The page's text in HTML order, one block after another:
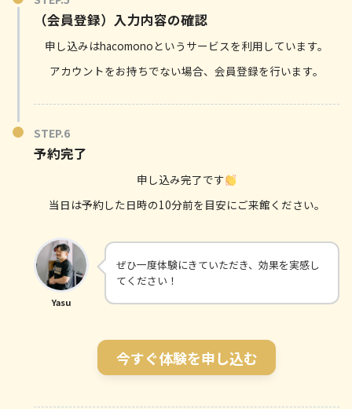
（会員登録）入力内容の確認
申し込みはhacomonoというサービスを利用しています。
アカウントをお持ちでない場合、会員登録を行います。
予約完了
申し込み完了です
当日は予約した日時の10分前を目安にご来館ください。
Yasu
ぜひ一度体験にきていただき、効果を実感し
てください！
今すぐ体験を申し込む